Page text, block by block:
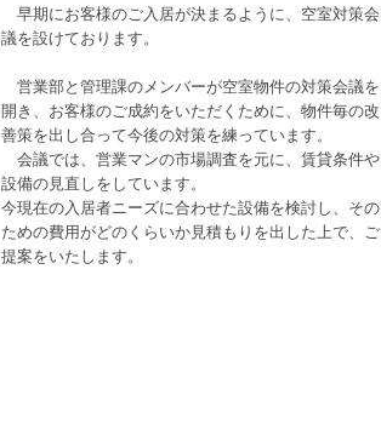
早期にお客様のご入居が決まるように、空室対策会
議を設けております。
営業部と管理課のメンバーが空室物件の対策会議を
開き、お客様のご成約をいただくために、物件毎の改
善策を出し合って今後の対策を練っています。
会議では、営業マンの市場調査を元に、賃貸条件や
設備の見直しをしています。
今現在の入居者ニーズに合わせた設備を検討し、その
ための費用がどのくらいか見積もりを出した上で、ご
提案をいたします。